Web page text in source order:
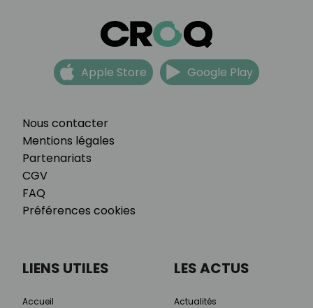
Nous contacter
Mentions légales
Partenariats
CGV
FAQ
Préférences cookies
Apple Store Google Play
LIENS UTILES
Accueil
LES ACTUS
Actualités